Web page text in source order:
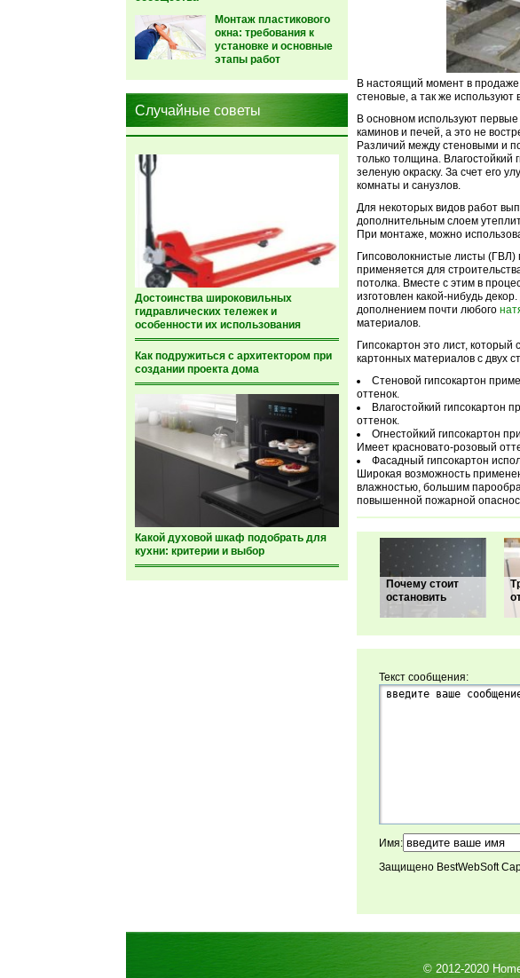
Монтаж пластикового
окна: требования к
установке и основные
этапы работ
Случайные советы
Достоинства широковильных
гидравлических тележек и
особенности их использования
Как подружиться с архитектором при
создании проекта дома
Какой духовой шкаф подобрать для
кухни: критерии и выбор
В настоящий момент в
стеновые, а так же используют
В основном используют первые
каминов и печей, а это не
Различий между стеновыми и
только толщина.
зеленую окраску. За счет его
комнаты и санузлов.
Для некоторых видов работ
дополнительным слоем
При монтаже, можно
Гипсоволокнистые листы
применяется для
потолка. Вместе с этим в
изготовлен какой-нибудь
дополнением почти любого
материалов.
Гипсокартон это лист,
картонных материалов с двух
Стеновой гипсокартон
оттенок.
Влагостойкий гипсокартон
оттенок.
Огнестойкий гипсокартон
Имеет красновато-розовый
Фасадный гипсокартон
Широкая возможность
влажностью, большим
повышенной пожарной
Почему стоит
остановить
Текст сообщения:
Имя:
Защищено BestWebSoft
© 2012-2020